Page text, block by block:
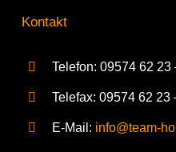
Kontakt
Telefon: 09574 62 23
Telefax: 09574 62 23
E-Mail: info@team-